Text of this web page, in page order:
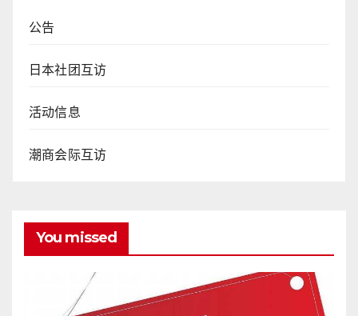
公告
日本社团互访
活动信息
潮商会际互访
You missed